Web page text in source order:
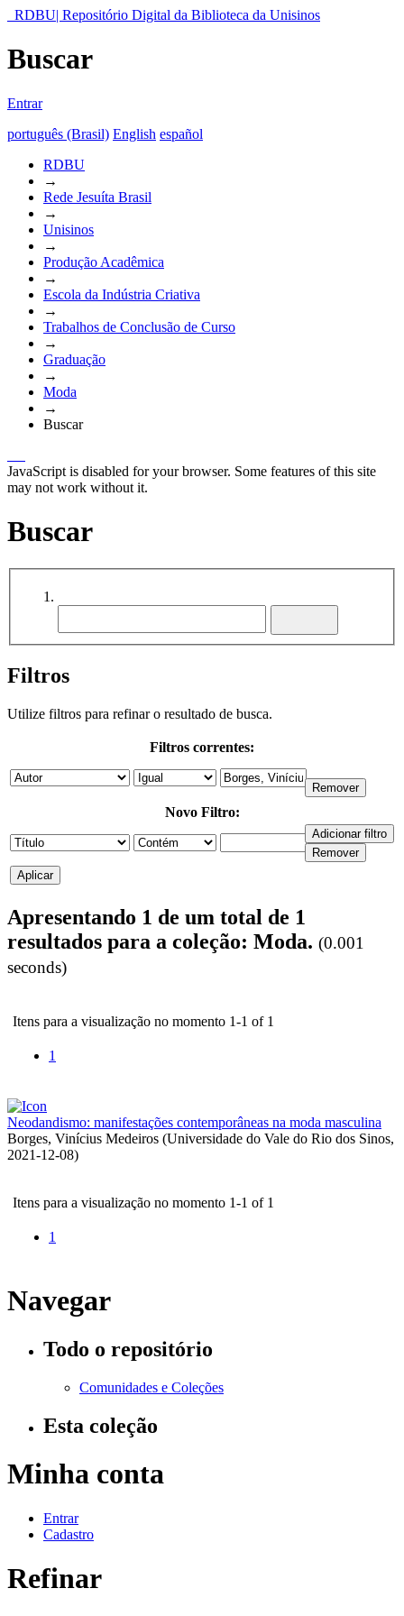
RDBU| Repositório Digital da Biblioteca da Unisinos
Buscar
Entrar
português (Brasil) English español
RDBU
→
Rede Jesuíta Brasil
→
Unisinos
→
Produção Acadêmica
→
Escola da Indústria Criativa
→
Trabalhos de Conclusão de Curso
→
Graduação
→
Moda
→
Buscar
JavaScript is disabled for your browser. Some features of this site
may not work without it.
Buscar
Filtros
Utilize filtros para refinar o resultado de busca.
Filtros correntes:
Novo Filtro:
Apresentando 1 de um total de 1
resultados para a coleção: Moda. (0.001
seconds)
Itens para a visualização no momento 1-1 of 1
1
Neodandismo: manifestações contemporâneas na moda masculina
Borges, Vinícius Medeiros (Universidade do Vale do Rio dos Sinos,
2021-12-08)
Itens para a visualização no momento 1-1 of 1
1
Navegar
Todo o repositório
Comunidades e Coleções
Esta coleção
Minha conta
Entrar
Cadastro
Refinar